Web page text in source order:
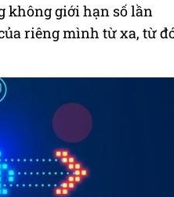
không giới hạn số lần
riêng mình từ xa, từ